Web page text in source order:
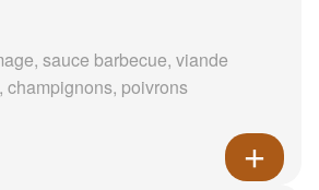
sauce barbecue, viande
champignons, poivrons